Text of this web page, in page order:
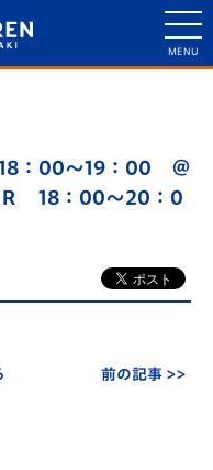
：00～19：00 ＠
18：00～20：0
前の記事 >>